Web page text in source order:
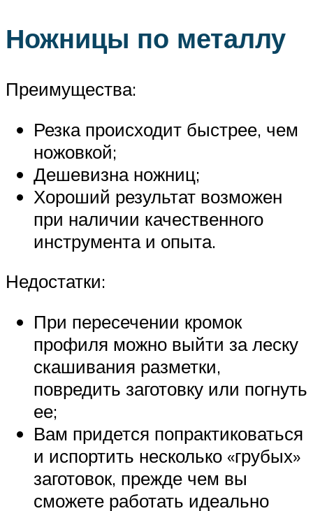
Ножницы по металлу
Преимущества:
Резка происходит быстрее, чем
ножовкой;
Дешевизна ножниц;
Хороший результат возможен
при наличии качественного
инструмента и опыта.
Недостатки:
При пересечении кромок
профиля можно выйти за леску
скашивания разметки,
повредить заготовку или погнуть
ее;
Вам придется попрактиковаться
и испортить несколько «грубых»
заготовок, прежде чем вы
сможете работать идеально